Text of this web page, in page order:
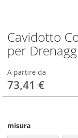
Cavidotto
per
A partire da
73,41 €
misura
Vai
all'inizio
della
di
immagini